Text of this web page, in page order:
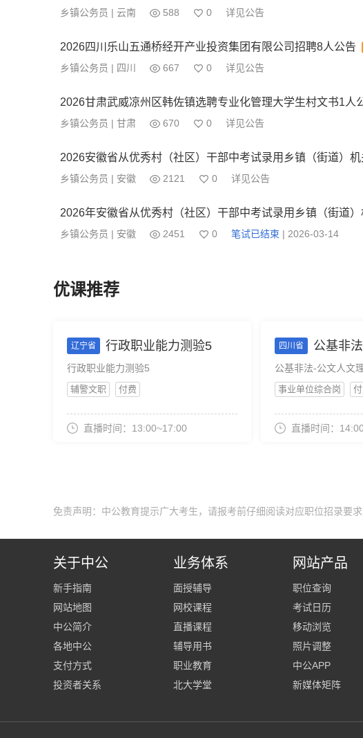
乡镇公务员 | 云南 588 0 详见公告
2026四川乐山五通桥经开产业投资集团有限公司招聘8人公告
乡镇公务员 | 四川 667 0 详见公告
2026甘肃武威凉州区韩佐镇选聘专业化管理大学生村文书1人
乡镇公务员 | 甘肃 670 0 详见公告
2026安徽省从优秀村（社区）干部中考试录用乡镇（街道）
乡镇公务员 | 安徽 2121 0 详见公告
2026年安徽省从优秀村（社区）干部中考试录用乡镇（街道）
乡镇公务员 | 安徽 2451 0 笔试已结束 | 2026-03-14
优课推荐
辽宁省 行政职业能力测验5
行政职业能力测验5
辅警文职 付费
直播时间：13:00~17:00
四川省 公基非
公基非法-公文人文
事业单位综合岗
直播时间：
免责声明：中公教育提示广大考生，请报考前仔细阅读对应职位招录要
关于中公
新手指南
网站地图
中公简介
各地中公
支付方式
投资者关系
业务体系
面授辅导
网校课程
直播课程
辅导用书
职业教育
北大学堂
网站产品
职位查询
考试日历
移动浏览
照片调整
中公APP
新媒体矩阵